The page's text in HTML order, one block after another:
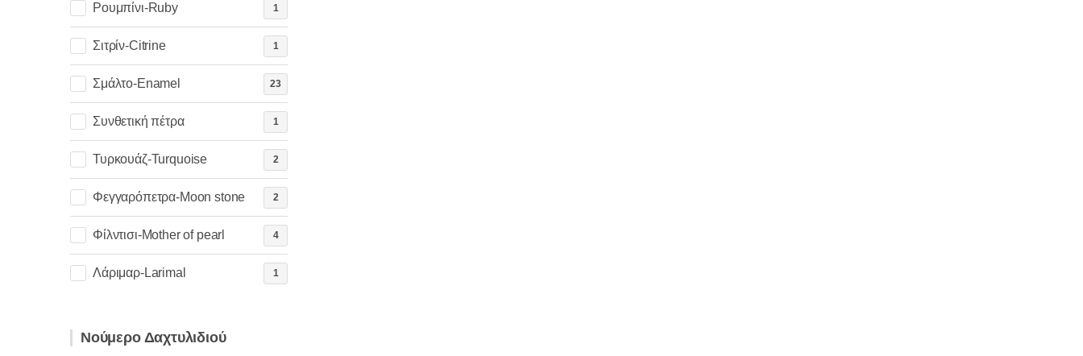
Ρουμπίνι-Ruby 1
Σιτρίν-Citrine 1
Σμάλτο-Enamel 23
Συνθετική πέτρα 1
Τυρκουάζ-Turquoise 2
Φεγγαρόπετρα-Moon stone 2
Φίλντισι-Mother of pearl 4
Λάριμαρ-Larimal 1
Νούμερο Δαχτυλιδιού